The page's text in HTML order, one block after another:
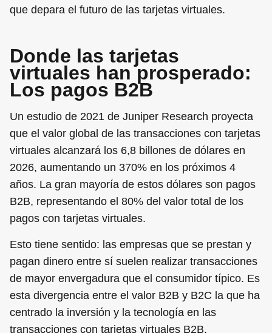
que depara el futuro de las tarjetas virtuales.
Donde las tarjetas
virtuales han prosperado:
Los pagos B2B
Un estudio de 2021 de Juniper Research proyecta
que el valor global de las transacciones con tarjetas
virtuales alcanzará los 6,8 billones de dólares en
2026, aumentando un 370% en los próximos 4
años. La gran mayoría de estos dólares son pagos
B2B, representando el 80% del valor total de los
pagos con tarjetas virtuales.
Esto tiene sentido: las empresas que se prestan y
pagan dinero entre sí suelen realizar transacciones
de mayor envergadura que el consumidor típico. Es
esta divergencia entre el valor B2B y B2C la que ha
centrado la inversión y la tecnología en las
transacciones con tarjetas virtuales B2B.